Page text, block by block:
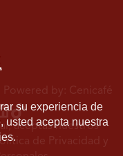
su experiencia de
usted acepta nuestra
| Powered by: Cenicafé
aceptas nuestros
de Privacidad y